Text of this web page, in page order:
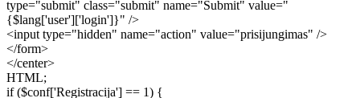
type="submit" class="submit" name="Submit" value="
{$lang['user']['login']}" />
<input type="hidden" name="action" value="prisijungimas" />
</form>
</center>
HTML;
if ($conf['Registracija'] == 1) {